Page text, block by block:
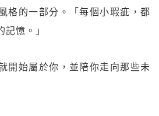
格的一部分。「每個小瑕疵，都
憶。」
開始屬於你，並陪你走向那些未